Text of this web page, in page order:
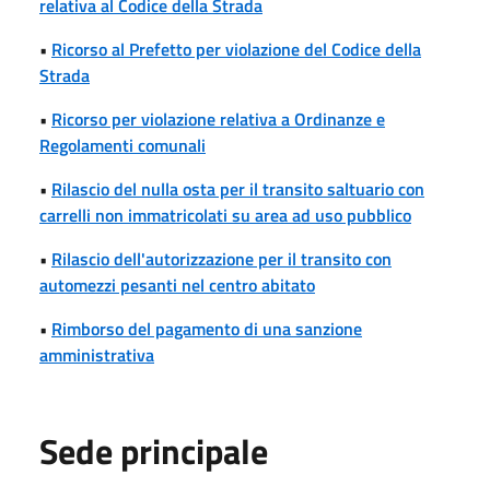
• Ricorso al Prefetto per violazione del Codice della
Strada
• Ricorso per violazione relativa a Ordinanze e
Regolamenti comunali
• Rilascio del nulla osta per il transito saltuario con
carrelli non immatricolati su area ad uso pubblico
• Rilascio dell'autorizzazione per il transito con
automezzi pesanti nel centro abitato
• Rimborso del pagamento di una sanzione
amministrativa
Sede principale